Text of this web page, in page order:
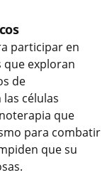
participar en
que exploran
de
células
que
para combatir
que su